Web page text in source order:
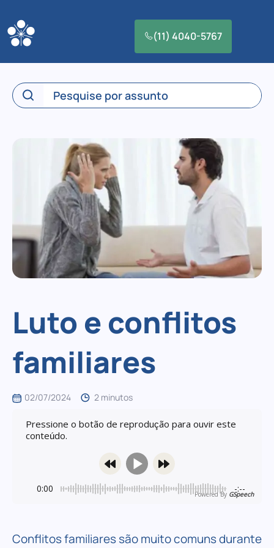
(11) 4040-5767
Luto e conflitos
familiares
02/07/2024 2 minutos
Pressione o botão de reprodução para ouvir este
conteúdo.
0:00 -:--
Powered By GSpeech
Conflitos familiares são muito comuns durante